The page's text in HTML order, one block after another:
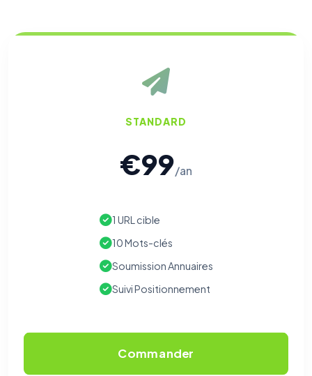
STANDARD
€99/an
1 URL cible
10 Mots-clés
Soumission Annuaires
Suivi Positionnement
Commander